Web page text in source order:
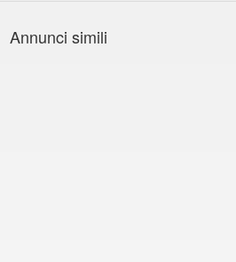
Annunci simili